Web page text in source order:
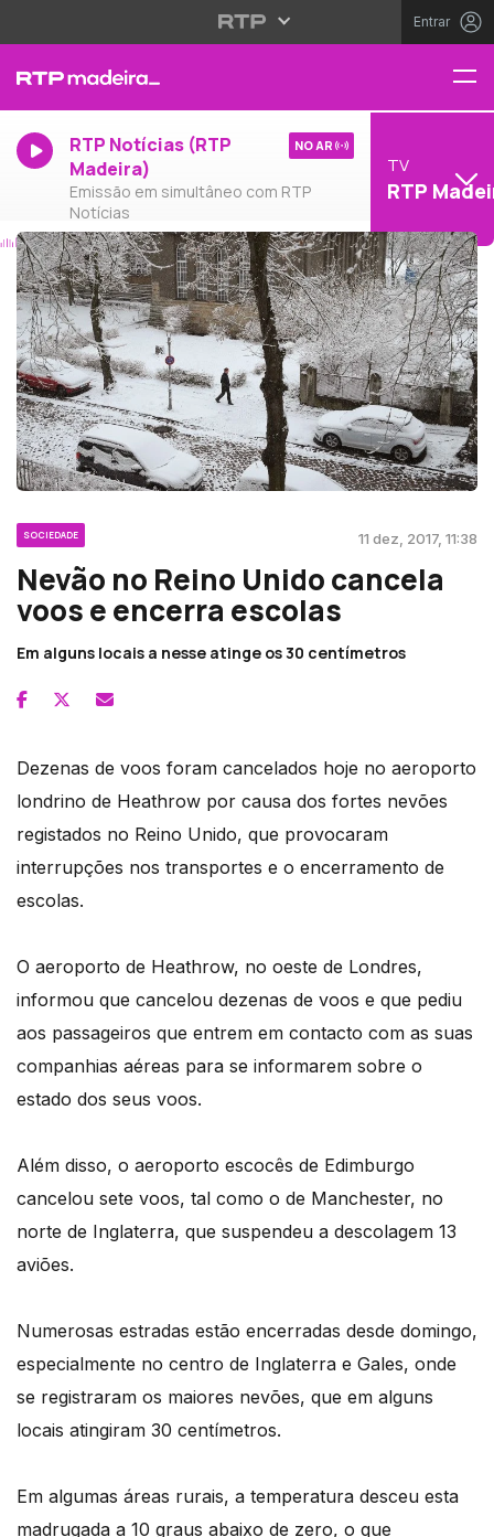
Entrar
RTP Notícias (RTP
Madeira)
Emissão em simultâneo com RTP
Notícias
NO AR
TV
RTP
SOCIEDADE 11 dez, 2017, 11:38
Nevão no Reino Unido cancela
voos e encerra escolas
Em alguns locais a nesse atinge os 30 centímetros
Dezenas de voos foram cancelados hoje no aeroporto
londrino de Heathrow por causa dos fortes nevões
registados no Reino Unido, que provocaram
interrupções nos transportes e o encerramento de
escolas.
O aeroporto de Heathrow, no oeste de Londres,
informou que cancelou dezenas de voos e que pediu
aos passageiros que entrem em contacto com as suas
companhias aéreas para se informarem sobre o
estado dos seus voos.
Além disso, o aeroporto escocês de Edimburgo
cancelou sete voos, tal como o de Manchester, no
norte de Inglaterra, que suspendeu a descolagem 13
aviões.
Numerosas estradas estão encerradas desde domingo,
especialmente no centro de Inglaterra e Gales, onde
se registraram os maiores nevões, que em alguns
locais atingiram 30 centímetros.
Em algumas áreas rurais, a temperatura desceu esta
madrugada a 10 graus abaixo de zero, o que